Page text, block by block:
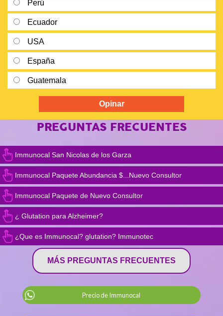
Perú
Ecuador
USA
España
Guatemala
PREGUNTAS FRECUENTES
Immunocal San Nicolas de los Garza
Immunocal Paquete Abundancia $...Nuevo Consultor
Immunocal Paquete de Nuevo Consultor
¿ Glutation para Alzheimer?
¿Que es Immunocal? glutation? Immunotec
MÁS PREGUNTAS FRECUENTES
Precio de Immunocal